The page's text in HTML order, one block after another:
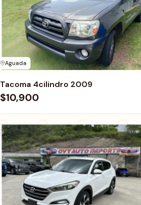
Aguada
Tacoma 4cilindro 2009
$10,900